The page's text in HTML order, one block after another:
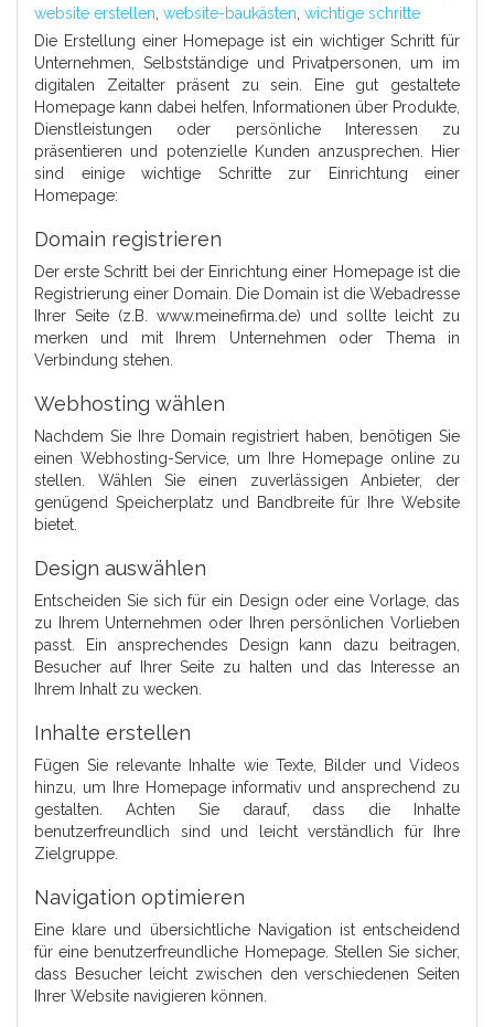
website erstellen, website-baukästen, wichtige schritte
Die Erstellung einer Homepage ist ein wichtiger Schritt für
Unternehmen, Selbstständige und Privatpersonen, um im
digitalen Zeitalter präsent zu sein. Eine gut gestaltete
Homepage kann dabei helfen, Informationen über Produkte,
Dienstleistungen oder persönliche Interessen zu
präsentieren und potenzielle Kunden anzusprechen. Hier
sind einige wichtige Schritte zur Einrichtung einer
Homepage:
Domain registrieren
Der erste Schritt bei der Einrichtung einer Homepage ist die
Registrierung einer Domain. Die Domain ist die Webadresse
Ihrer Seite (z.B. www.meinefirma.de) und sollte leicht zu
merken und mit Ihrem Unternehmen oder Thema in
Verbindung stehen.
Webhosting wählen
Nachdem Sie Ihre Domain registriert haben, benötigen Sie
einen Webhosting-Service, um Ihre Homepage online zu
stellen. Wählen Sie einen zuverlässigen Anbieter, der
genügend Speicherplatz und Bandbreite für Ihre Website
bietet.
Design auswählen
Entscheiden Sie sich für ein Design oder eine Vorlage, das
zu Ihrem Unternehmen oder Ihren persönlichen Vorlieben
passt. Ein ansprechendes Design kann dazu beitragen,
Besucher auf Ihrer Seite zu halten und das Interesse an
Ihrem Inhalt zu wecken.
Inhalte erstellen
Fügen Sie relevante Inhalte wie Texte, Bilder und Videos
hinzu, um Ihre Homepage informativ und ansprechend zu
gestalten. Achten Sie darauf, dass die Inhalte
benutzerfreundlich sind und leicht verständlich für Ihre
Zielgruppe.
Navigation optimieren
Eine klare und übersichtliche Navigation ist entscheidend
für eine benutzerfreundliche Homepage. Stellen Sie sicher,
dass Besucher leicht zwischen den verschiedenen Seiten
Ihrer Website navigieren können.